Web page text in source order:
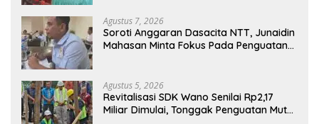
Agustus 7, 2026
Soroti Anggaran Dasacita NTT, Junaidin
Mahasan Minta Fokus Pada Penguatan
Agustus 5, 2026
Revitalisasi SDK Wano Senilai Rp2,17
Miliar Dimulai, Tonggak Penguatan Mutu